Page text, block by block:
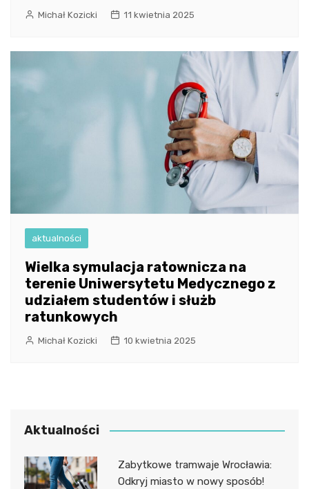
Michał Kozicki 11 kwietnia 2025
aktualności
Wielka symulacja ratownicza na
terenie Uniwersytetu Medycznego z
udziałem studentów i służb
ratunkowych
Michał Kozicki 10 kwietnia 2025
Aktualności
Zabytkowe tramwaje Wrocławia:
Odkryj miasto w nowy sposób!